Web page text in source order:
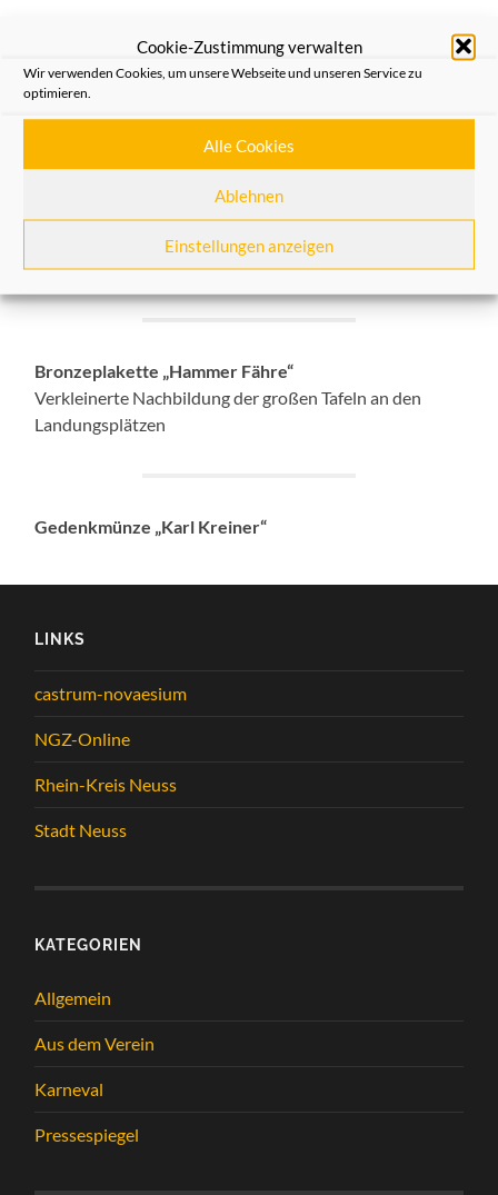
Cookie-Zustimmung verwalten
Wir verwenden Cookies, um unsere Webseite und unseren Service zu
optimieren.
Alle Cookies
Ablehnen
Einstellungen anzeigen
Silbermedaille „Quirinus“
Neusser Stadtwappen in Bronze
Eine Nachbildung des Stadtwappens in Bronze
Martinusplakette
Bronzeplakette „Hammer Fähre“
Verkleinerte Nachbildung der großen Tafeln an den
Landungsplätzen
Gedenkmünze „Karl Kreiner“
LINKS
castrum-novaesium
NGZ-Online
Rhein-Kreis Neuss
Stadt Neuss
KATEGORIEN
Allgemein
Aus dem Verein
Karneval
Pressespiegel